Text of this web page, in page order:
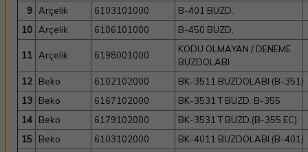
9 Arçelik 6103101000
B-401 BUZD.
10 Arçelik 6106101000 B-450 BUZD.
11 Arçelik 6198001000
KODU OLMAYAN / DENEME
BUZDOLABI
12
Beko 6102102000
BK-3511 BUZDOLABI (B-351)
13
Beko 6167102000
BK-3531 T BUZD. B-355
14
Beko 6179102000
BK-3531 T BUZD.(B-355 EC)
15
Beko 6103102000
BK-4011 BUZDOLABI (B-401)